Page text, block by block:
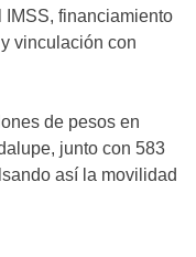
financiamiento
vinculación con
de pesos en
junto con 583
así la movilidad